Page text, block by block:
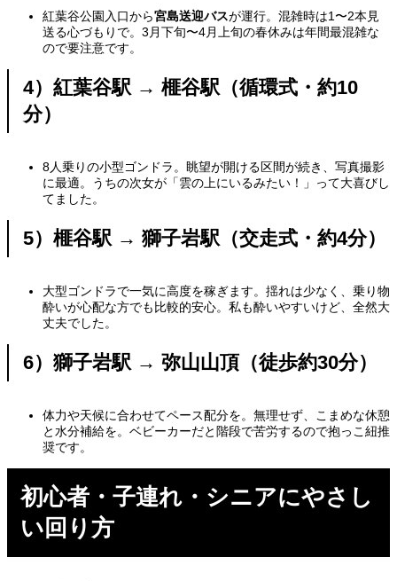
紅葉谷公園入口から宮島送迎バスが運行。混雑時は1〜2本見
送る心づもりで。3月下旬〜4月上旬の春休みは年間最混雑な
ので要注意です。
4）紅葉谷駅 → 榧谷駅（循環式・約10
分）
8人乗りの小型ゴンドラ。眺望が開ける区間が続き、写真撮影
に最適。うちの次女が「雲の上にいるみたい！」って大喜びし
てました。
5）榧谷駅 → 獅子岩駅（交走式・約4分）
大型ゴンドラで一気に高度を稼ぎます。揺れは少なく、乗り物
酔いが心配な方でも比較的安心。私も酔いやすいけど、全然大
丈夫でした。
6）獅子岩駅 → 弥山山頂（徒歩約30分）
体力や天候に合わせてペース配分を。無理せず、こまめな休憩
と水分補給を。ベビーカーだと階段で苦労するので抱っこ紐推
奨です。
初心者・子連れ・シニアにやさし
い回り方